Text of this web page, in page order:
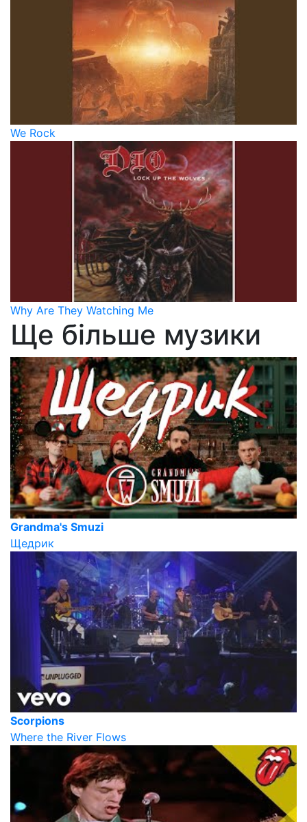
We Rock
Why Are They Watching Me
Ще більше музики
Grandma's Smuzi
Щедрик
Scorpions
Where the River Flows